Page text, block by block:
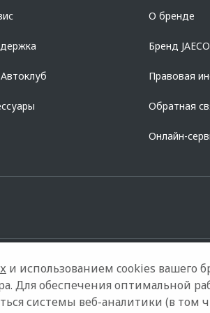
место нахождение 107078, г. Москва, ул.
О бренде
Бренд
Правовая
Обратная
Онлайн-
и использованием cookies вашего
Для обеспечения оптимальной
системы веб-аналитики (в том